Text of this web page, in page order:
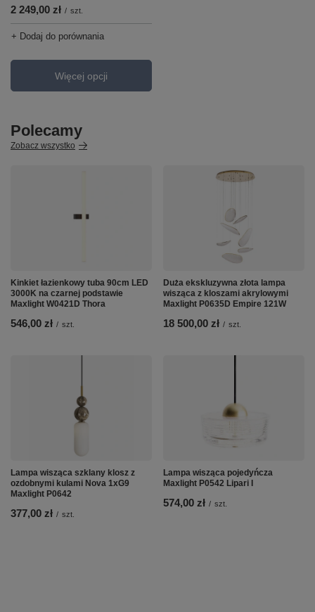
2 249,00 zł / szt.
+ Dodaj do porównania
Więcej opcji
Polecamy
Zobacz wszystko
Kinkiet łazienkowy tuba 90cm LED
3000K na czarnej podstawie
Maxlight W0421D Thora
546,00 zł / szt.
Duża ekskluzywna złota lampa
wisząca z kloszami akrylowymi
Maxlight P0635D Empire 121W
18 500,00 zł / szt.
Lampa wisząca szklany klosz z
ozdobnymi kulami Nova 1xG9
Maxlight P0642
377,00 zł / szt.
Lampa wisząca pojedyńcza
Maxlight P0542 Lipari I
574,00 zł / szt.